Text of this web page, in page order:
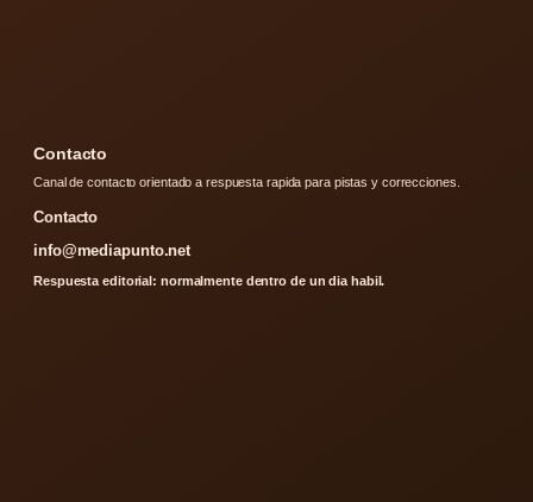
Contacto
Canal de contacto orientado a respuesta rapida para pistas y correcciones.
Contacto
info@mediapunto.net
Respuesta editorial: normalmente dentro de un dia habil.